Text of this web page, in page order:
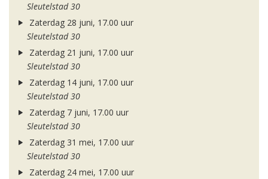
Sleutelstad 30
Zaterdag 28 juni, 17.00 uur
Sleutelstad 30
Zaterdag 21 juni, 17.00 uur
Sleutelstad 30
Zaterdag 14 juni, 17.00 uur
Sleutelstad 30
Zaterdag 7 juni, 17.00 uur
Sleutelstad 30
Zaterdag 31 mei, 17.00 uur
Sleutelstad 30
Zaterdag 24 mei, 17.00 uur